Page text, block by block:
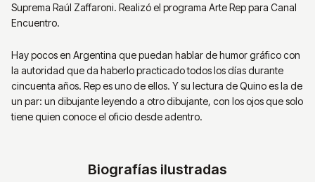
Suprema Raúl Zaffaroni. Realizó el programa Arte Rep para Canal
Encuentro.
Hay pocos en Argentina que puedan hablar de humor gráfico con
la autoridad que da haberlo practicado todos los días durante
cincuenta años. Rep es uno de ellos. Y su lectura de Quino es la de
un par: un dibujante leyendo a otro dibujante, con los ojos que solo
tiene quien conoce el oficio desde adentro.
Biografías ilustradas